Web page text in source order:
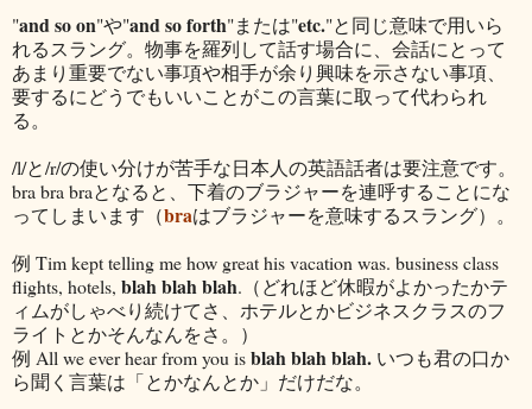
"and so on"や"and so forth"または"etc."と同じ意味で用いら
れるスラング。物事を羅列して話す場合に、会話にとって
あまり重要でない事項や相手が余り興味を示さない事項、
要するにどうでもいいことがこの言葉に取って代わられ
る。
/l/と/r/の使い分けが苦手な日本人の英語話者は要注意です。
bra bra braとなると、下着のブラジャーを連呼することにな
ってしまいます（braはブラジャーを意味するスラング）。
例 Tim kept telling me how great his vacation was. business class
flights, hotels, blah blah blah.（どれほど休暇がよかったかテ
ィムがしゃべり続けてさ、ホテルとかビジネスクラスのフ
ライトとかそんなんをさ。）
例 All we ever hear from you isblah blah blah. いつも君の口か
ら聞く言葉は「とかなんとか」だけだな。